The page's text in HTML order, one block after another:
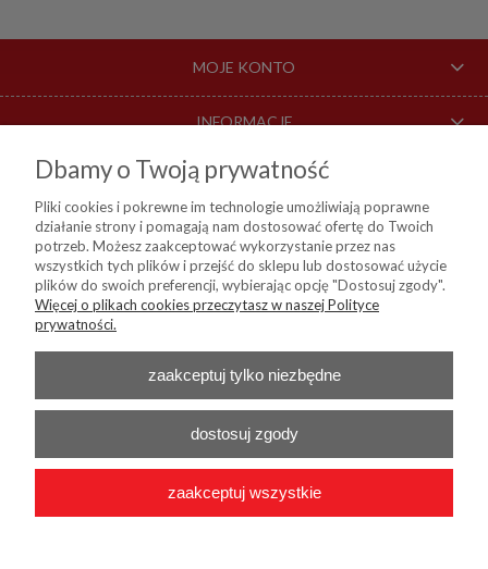
MOJE KONTO
INFORMACJE
O NAS
DOSTAWA I PŁATNOŚCI
KIM Sp. z o. o.
NIP:8441809717, REGON: 790315559, BDO: 000024178
Nr konta do przelewów:Bank Millenium 45 1160 2202 0000 0004 9138
0460
Telefon :+48 22 55 96 556
E-mail :b2b@kim24.pl
Dbamy o Twoją prywatność
Pliki cookies i pokrewne im technologie umożliwiają poprawne
działanie strony i pomagają nam dostosować ofertę do Twoich
potrzeb. Możesz zaakceptować wykorzystanie przez nas
wszystkich tych plików i przejść do sklepu lub dostosować użycie
plików do swoich preferencji, wybierając opcję "Dostosuj zgody".
Więcej o plikach cookies przeczytasz w naszej Polityce
prywatności.
zaakceptuj tylko niezbędne
dostosuj zgody
zaakceptuj wszystkie